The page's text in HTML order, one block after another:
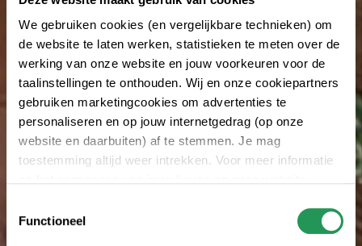
We gebruiken cookies (en vergelijkbare technieken) om
de website te laten werken, statistieken te meten over de
werking van onze website en jouw voorkeuren voor de
taalinstellingen te onthouden. Wij en onze cookiepartners
gebruiken marketingcookies om advertenties te
personaliseren en op jouw internetgedrag (op onze
website en daarbuiten) af te stemmen. Je mag
toestemming altijd weer intrekken. Voor meer informatie
Functioneel